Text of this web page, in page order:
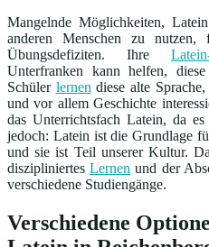
Mangelnde Möglichkeiten,
anderen Menschen zu
Übungsdefiziten. Ihre
Unterfranken kann helfen,
Schüler lernen diese alte
und vor allem Geschichte
das Unterrichtsfach Latein, da
jedoch: Latein ist die Grundlage
und sie ist Teil unserer Kultur.
diszipliniertesLernen und der
verschiedene Studiengänge.
Verschiedene